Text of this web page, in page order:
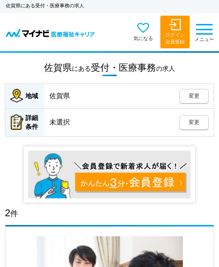
佐賀県にある受付・医療事務の求人
気になる
ログイン
会員登録
メニュー
佐賀県にある受付・医療事務の求人
地域 佐賀県 変更
詳細
条件
未選択 変更
2件